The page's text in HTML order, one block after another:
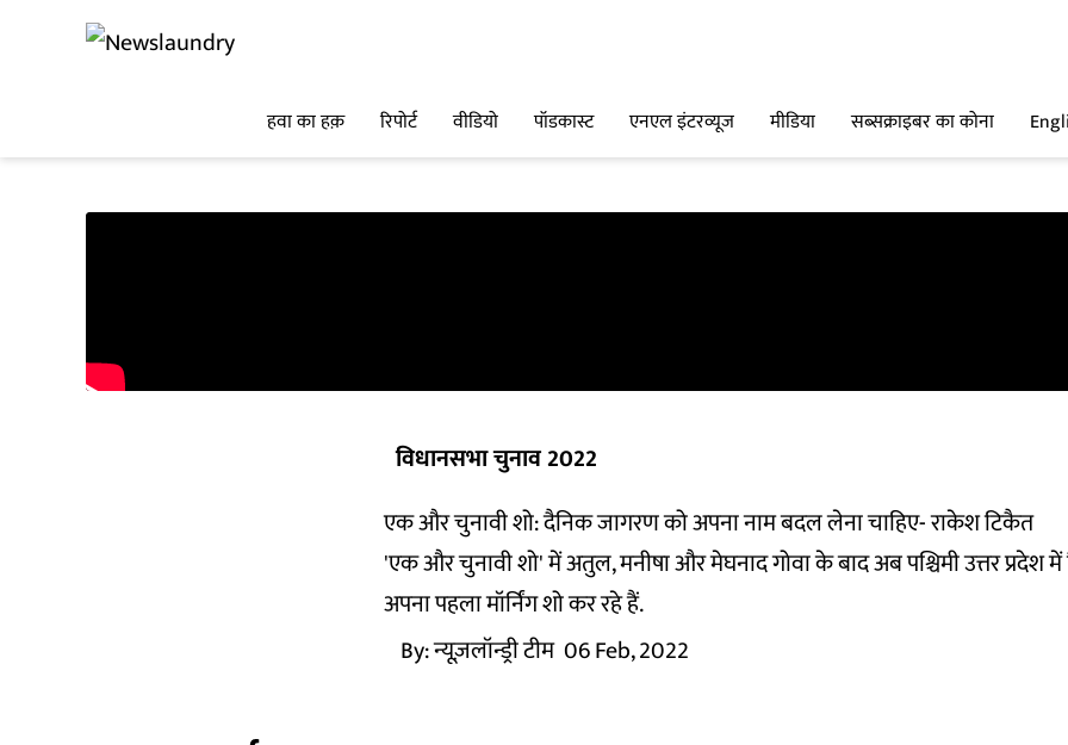
हवा का हक़ रिपोर्ट वीडियो पॉडकास्ट एनएल इंटरव्यूज मीडिया सब्सक्राइबर का कोना
विधानसभा चुनाव 2022
एक और चुनावी शो: दैनिक जागरण को अपना नाम बदल लेना चाहिए- राकेश टिकैत
'एक और चुनावी शो' में अतुल, मनीषा और मेघनाद गोवा के बाद अब पश्चिमी उत्तर प्रदेश
अपना पहला मॉर्निंग शो कर रहे हैं.
By:न्यूज़लॉन्ड्री टीम 06 Feb, 2022